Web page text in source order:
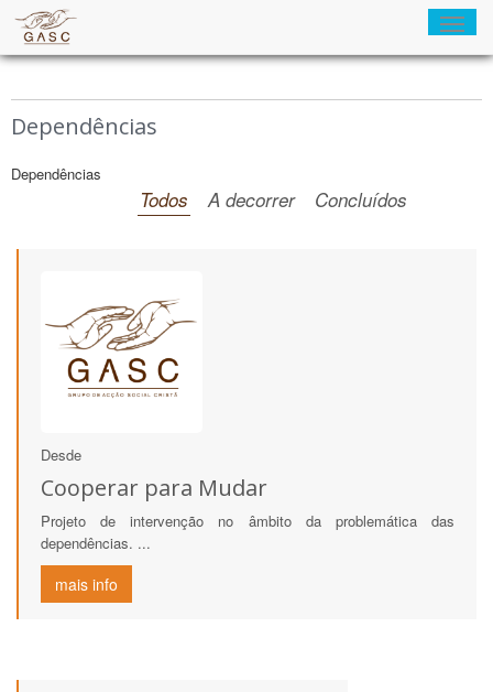
Dependências
Dependências
Todos A decorrer Concluídos
Desde
Cooperar para Mudar
Projeto de intervenção no âmbito da problemática das
dependências. ...
mais info